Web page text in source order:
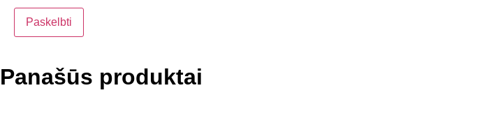
Panašūs produktai